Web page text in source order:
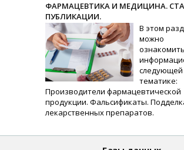
ФАРМАЦЕВТИКА И МЕДИЦИНА.
ПУБЛИКАЦИИ.
В этом
можно
следующей
тематике:
Производители фармацевтической
продукции. Фальсификаты.
лекарственных препаратов.